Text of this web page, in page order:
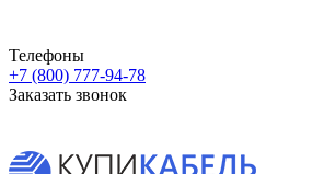
Телефоны
+7 (800) 777-94-78
Заказать звонок